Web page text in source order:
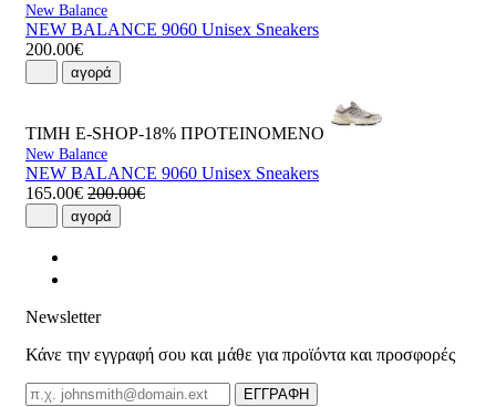
New Balance
NEW BALANCE 9060 Unisex Sneakers
200.00€
αγορά
ΤΙΜΗ E-SHOP-18% ΠΡΟΤΕΙΝΟΜΕΝΟ
New Balance
NEW BALANCE 9060 Unisex Sneakers
165.00€ 200.00€
αγορά
Newsletter
Κάνε την εγγραφή σου και μάθε για προϊόντα και προσφορές
Email
ΕΓΓΡΑΦΗ